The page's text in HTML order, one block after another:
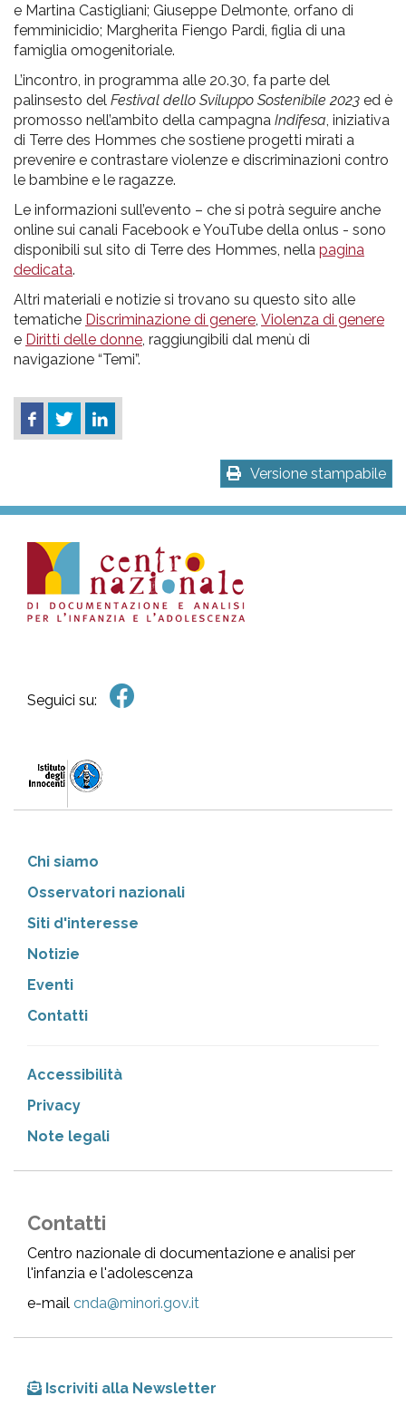
e Martina Castigliani; Giuseppe Delmonte, orfano di
femminicidio; Margherita Fiengo Pardi, figlia di una
famiglia omogenitoriale.
L’incontro, in programma alle 20.30, fa parte del
palinsesto del Festival dello Sviluppo Sostenibile 2023 ed è
promosso nell’ambito della campagna Indifesa , iniziativa
di Terre des Hommes che sostiene progetti mirati a
prevenire e contrastare violenze e discriminazioni contro
le bambine e le ragazze.
Le informazioni sull’evento – che si potrà seguire anche
online sui canali Facebook e YouTube della onlus - sono
disponibili sul sito di Terre des Hommes, nella pagina
dedicata.
Altri materiali e notizie si trovano su questo sito alle
tematiche Discriminazione di genere Violenza di genere
e Diritti delle donne , raggiungibili dal menù di
navigazione “Temi”.
Versione stampabile
Seguici su:
Chi siamo
Osservatori nazionali
Siti d'interesse
Notizie
Eventi
Contatti
Accessibilità
Privacy
Note legali
Contatti
Centro nazionale di documentazione e analisi per
l'infanzia e l'adolescenza
e-mail cnda@minori.gov.it
Iscriviti alla Newsletter